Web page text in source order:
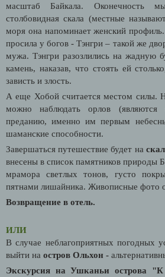
масштаб Байкала. Оконечность
столбовидная скала (местные
моря она напоминает женский
просила у богов - Тэнгри – такой же
мужа. Тэнгри разозлились на жадную
камень, наказав, что стоять ей
зависть и злость.
А еще Хобой считается местом силы.
можно наблюдать орлов
преданию, именно им первым
шаманские способности.
Завершаться путешествие будет на
внесены в список памятников природы
мрамора светлых тонов, густо
пятнами лишайника. Живописные фото
Возвращение в отель.
ИЛИ
В случае неблагоприятных погодных
выйти на остров Ольхон -
Экскурсия на Ушканьи острова